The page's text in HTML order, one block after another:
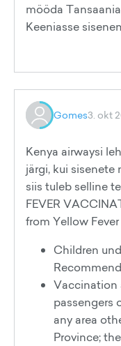
mööda
Keeniasse
Gomes3. okt
Kenya airwaysi
järgi, kui
siis tuleb selline
FEVER
from Yellow
Children
Vaccination
passengers
any area
Province;